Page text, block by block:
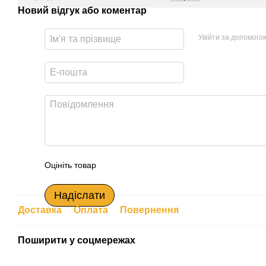
Новий відгук або коментар
Увійти за
Оцініть товар
Надіслати
Доставка Оплата Повернення
Поширити у соцмережах